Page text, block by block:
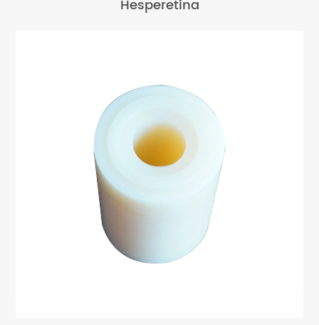
Hesperetina